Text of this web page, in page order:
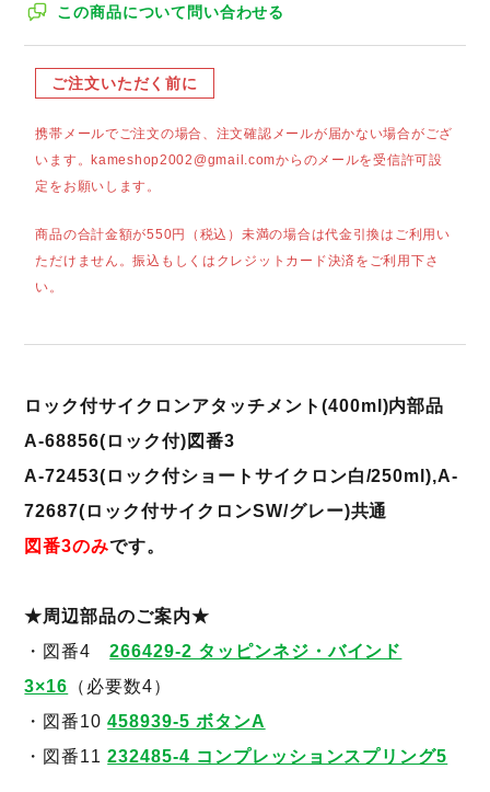
この商品について問い合わせる
ご注文いただく前に
携帯メールでご注文の場合、注文確認メールが届かない場合がござ
います。kameshop2002@gmail.comからのメールを受信許可設
定をお願いします。
商品の合計金額が550円（税込）未満の場合は代金引換はご利用い
ただけません。振込もしくはクレジットカード決済をご利用下さ
い。
ロック付サイクロンアタッチメント(400ml)内部品
A-68856(ロック付)図番3
A-72453(ロック付ショートサイクロン白/250ml),A-
72687(ロック付サイクロンSW/グレー)共通
図番3のみです。
★周辺部品のご案内★
・図番4266429-2 タッピンネジ・バインド
3×16 （必要数4）
・図番10458939-5 ボタンA
・図番11232485-4 コンプレッションスプリング5